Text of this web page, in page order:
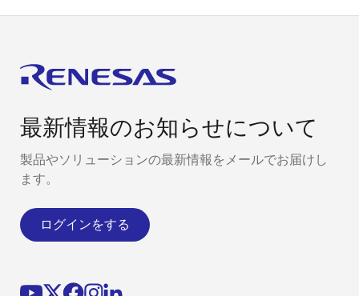
最新情報のお知らせについて
製品やソリューションの最新情報をメールでお届けし
ます。
ログインをする